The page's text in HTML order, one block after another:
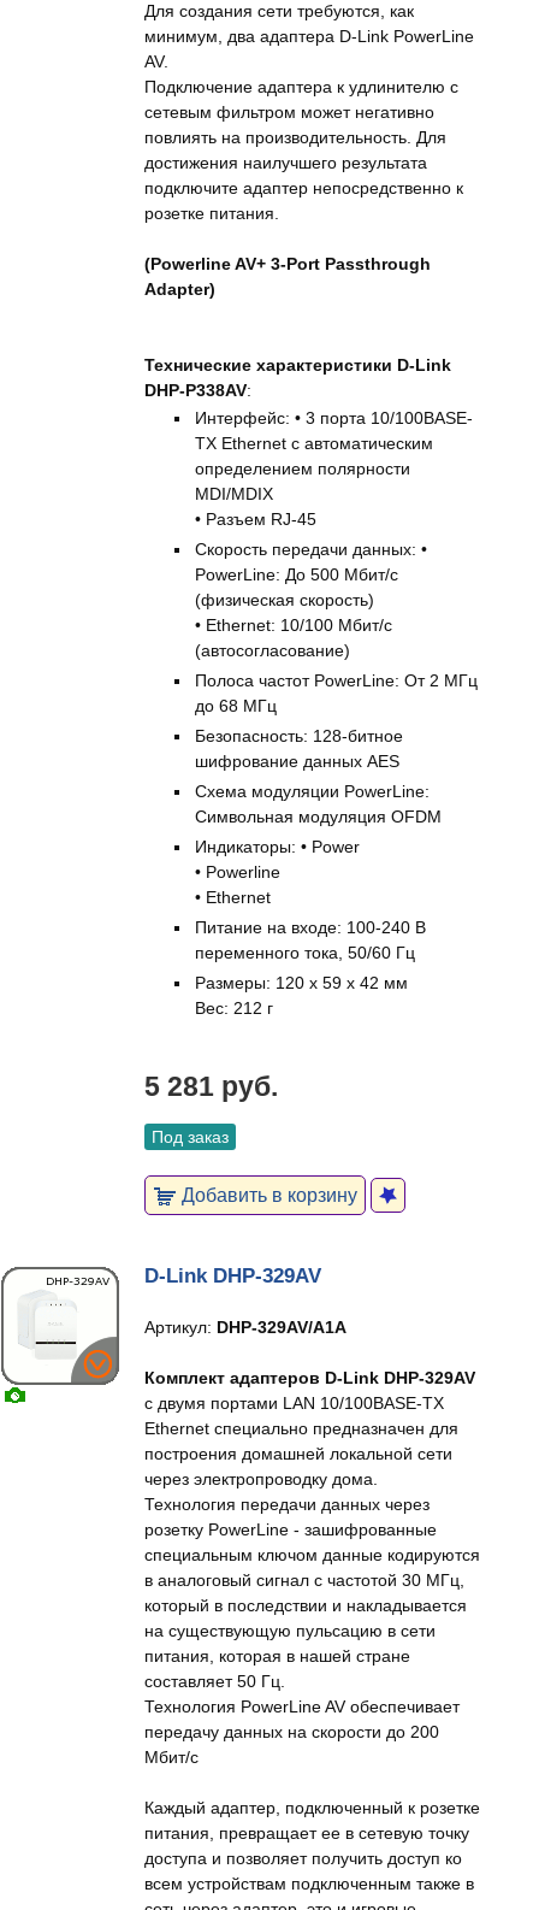
Для создания сети требуются, как
минимум, два адаптера D-Link PowerLine
AV.
Подключение адаптера к удлинителю с
сетевым фильтром может негативно
повлиять на производительность. Для
достижения наилучшего результата
подключите адаптер непосредственно к
розетке питания.
(Powerline AV+ 3-Port Passthrough
Adapter)
Технические характеристики D-Link
DHP-P338AV:
Интерфейс: • 3 порта 10/100BASE-
TX Ethernet с автоматическим
определением полярности
MDI/MDIX
• Разъем RJ-45
Скорость передачи данных: •
PowerLine: До 500 Мбит/с
(физическая скорость)
• Ethernet: 10/100 Мбит/с
(автосогласование)
Полоса частот PowerLine: От 2 МГц
до 68 МГц
Безопасность: 128-битное
шифрование данных AES
Схема модуляции PowerLine:
Символьная модуляция OFDM
Индикаторы: • Power
• Powerline
• Ethernet
Питание на входе: 100-240 В
переменного тока, 50/60 Гц
Размеры: 120 x 59 x 42 мм
Вес: 212 г
5 281 руб.
Под заказ
Добавить в корзину
D-Link DHP-329AV
Артикул: DHP-329AV/A1A
Комплект адаптеров D-Link DHP-329AV
с двумя портами LAN 10/100BASE-TX
Ethernet специально предназначен для
построения домашней локальной сети
через электропроводку дома.
Технология передачи данных через
розетку PowerLine - зашифрованные
специальным ключом данные кодируются
в аналоговый сигнал с частотой 30 МГц,
который в последствии и накладывается
на существующую пульсацию в сети
питания, которая в нашей стране
составляет 50 Гц.
Технология PowerLine AV обеспечивает
передачу данных на скорости до 200
Мбит/с
Каждый адаптер, подключенный к розетке
питания, превращает ее в сетевую точку
доступа и позволяет получить доступ ко
всем устройствам подключенным также в